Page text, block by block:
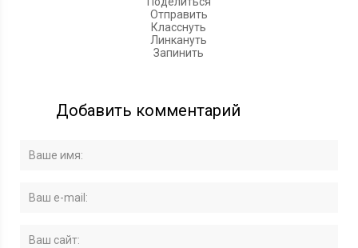
Отправить
Класснуть
Линкануть
Запинить
Добавить комментарий